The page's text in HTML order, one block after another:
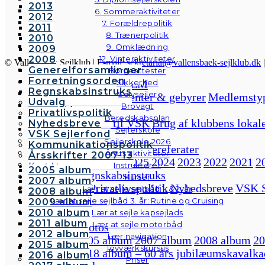
6. Sommeraktiviteter
7. Forældrepolitik
8. Trænerpolitik
9. Omklædning
12. Vinteraktiviteter
Børneattester
Sikkerhed
Selvsejler
Brovagt
Beredskabsplan
Sejlerskole
Sejlerskole 2026
Årets aktiviteter
Instruktører
Kurser
Lær at sejle sejlbåd 1. & 2. år
Lær at sejle sejlbåd 3. år: Rutine og Cruising
Lær at sejle kapsejlads
Lær at sejle motorbåd
Lær navigation
Tovværkskursus
Priser
2013
2012
2011
2010
2009
2008
Generelforsamlinger
Forretningsorden
Regnskabsinstruks
Udvalg
Privatlivspolitik
Nyhedsbreve
VSK Sejlerfond
Kommunikationspolitik
Årsskrifter 2007-13
Kontakt
Galleri
Andre fotos
2005 album
2007 album
2008 album
2009 album
2010 album
2011 album
2012 album
2015 album
2016 album
© Vallensbæk Sejlklub | E-mail:sekretariat@vallensbaek-sejlklub.dk |
Forside
BLIV MEDLEM
Kontingenter & gebyrer
Om klubben
Velkommen til VSKBrug af klubbens
Bestyrelsen
Bestyrelsesmødereferater
202620252024 2023 2022 2021
Regnskabsinstruks
UdvalgPrivatlivspolitikNyhedsbreveVSK
Kontakt
Galleri
Andre fotos
2005 album2007 album 2008 album
2018 album – 60 års